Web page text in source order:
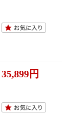
35,899円